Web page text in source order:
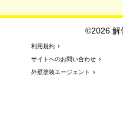
©2026 解
利用規約
サイトへのお問い合わせ
外壁塗装エージェント